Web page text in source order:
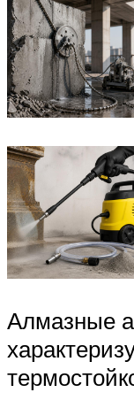
Алмазные